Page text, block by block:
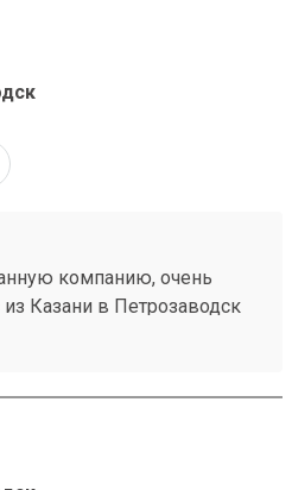
компанию, очень
Казани в Петрозаводск
буду пользоваться